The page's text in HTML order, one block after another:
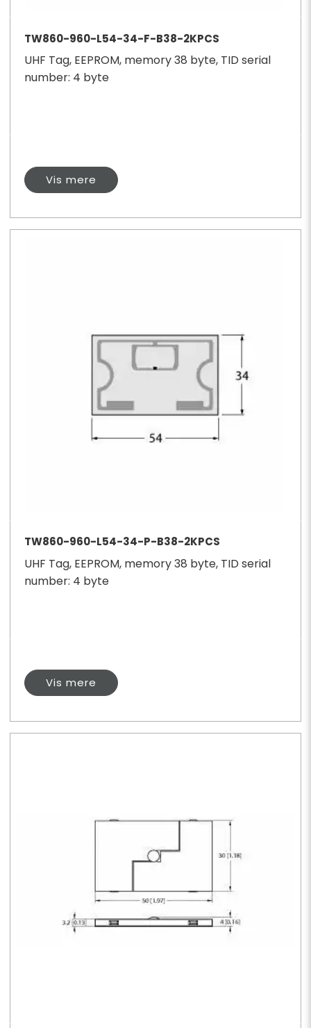
TW860-960-L54-34-F-B38-2KPCS
UHF Tag, EEPROM, memory 38 byte, TID serial
number: 4 byte
Vis mere
TW860-960-L54-34-P-B38-2KPCS
UHF Tag, EEPROM, memory 38 byte, TID serial
number: 4 byte
Vis mere